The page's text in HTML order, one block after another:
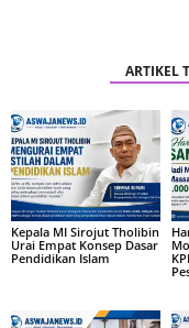
ARTIKEL
Kepala MI Sirojut Tholibin
Urai Empat Konsep Dasar
Pendidikan Islam